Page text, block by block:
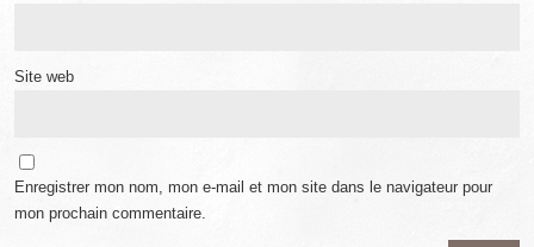
Site web
Enregistrer mon nom, mon e-mail et mon site dans le navigateur pour
mon prochain commentaire.